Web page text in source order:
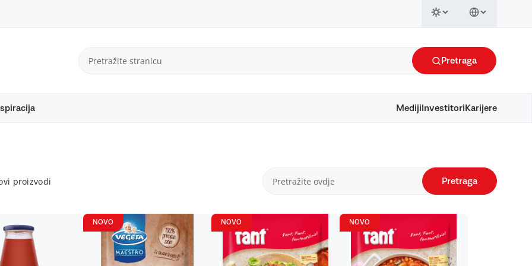
Pretraga
Mediji Investitori Karijere
proizvodi Pretraga
NOVO NOVO NOVO